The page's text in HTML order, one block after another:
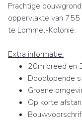
Prachtige
oppervlakte van
te Lommel-Kolonie.
Extra informatie:
20m breed en
Doodlopende
Groene
Op korte